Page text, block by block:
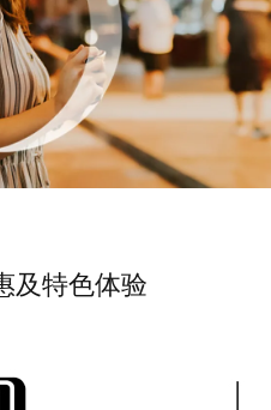
及特色体验